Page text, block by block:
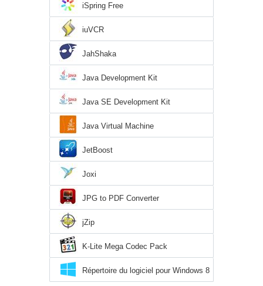
iSpring Free
iuVCR
JahShaka
Java Development Kit
Java SE Development Kit
Java Virtual Machine
JetBoost
Joxi
JPG to PDF Converter
jZip
K-Lite Mega Codec Pack
Répertoire du logiciel pour Windows 8